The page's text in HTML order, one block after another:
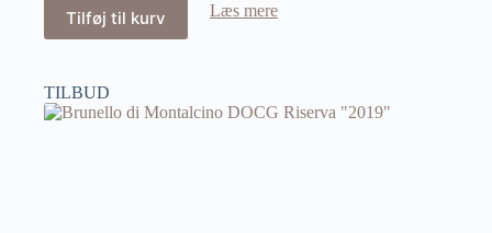
Tilføj til kurv Læs mere
TILBUD